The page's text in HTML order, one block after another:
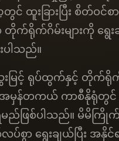
င် ထူးခြားပြီး စိတ်ဝင်စ
တိုက်ရိုက်ဂိမ်းများကို ရွေး
ပါသည်။
မြင့် ရုပ်ထွက်နှင့် တိုက်
င့် အမှန်တကယ် ကာစီနိုရုံတွင်
ည်ဖြစ်ပါသည်။ မိမိကြို
ပ်စွာ ရွေးချယ်ပြီး အနို